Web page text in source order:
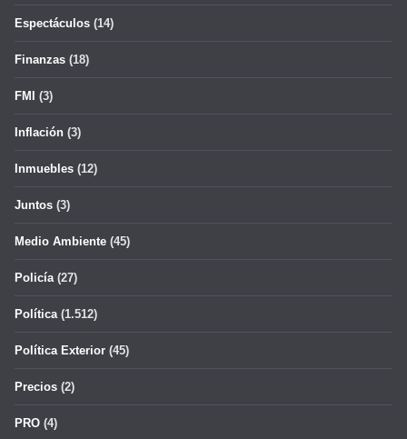
Espectáculos (14)
Finanzas (18)
FMI (3)
Inflación (3)
Inmuebles (12)
Juntos (3)
Medio Ambiente (45)
Policía(27)
Política(1.512)
Política Exterior (45)
Precios (2)
PRO (4)